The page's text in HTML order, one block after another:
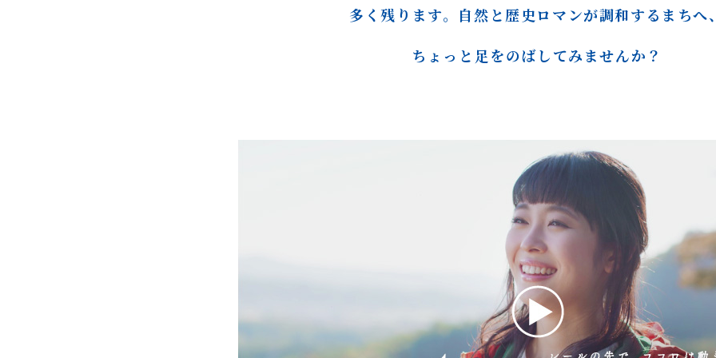
多く残ります。 自然と歴史ロマンが調和するまちへ
ちょっと 足をのばしてみませんか？